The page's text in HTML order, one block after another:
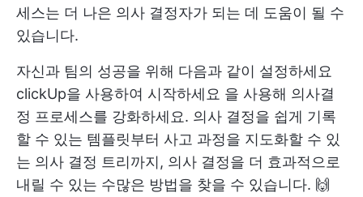
세스는 더 나은 의사 결정자가 되는 데 도움이 될 수
있습니다.
자신과 팀의 성공을 위해 다음과 같이 설정하세요
clickUp을 사용하여 시작하세요 을 사용해 의사결
정 프로세스를 강화하세요. 의사 결정을 쉽게 기록
할 수 있는 템플릿부터 사고 과정을 지도화할 수 있
는 의사 결정 트리까지, 의사 결정을 더 효과적으로
내릴 수 있는 수많은 방법을 찾을 수 있습니다. 🙌